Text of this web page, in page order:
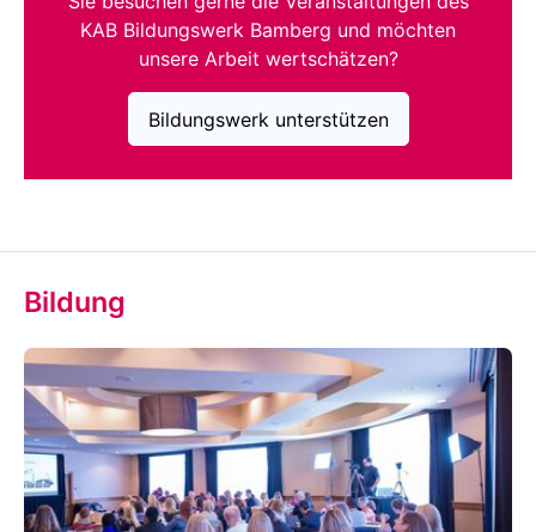
KAB Bildungswerk Bamberg und möchten
unsere Arbeit wertschätzen?
Bildungswerk unterstützen
Bildung